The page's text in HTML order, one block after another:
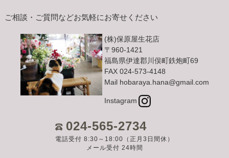
ご相談・ご質問などお気軽にお寄せください
(株)保原屋生花店
〒960-1421
福島県伊達郡川俣町鉄炮町69
FAX 024-573-4148
Mail hobaraya.hana@gmail.com
Instagram
024-565-2734
電話受付 8:30～18:00（正月3日間休）
メール受付 24時間